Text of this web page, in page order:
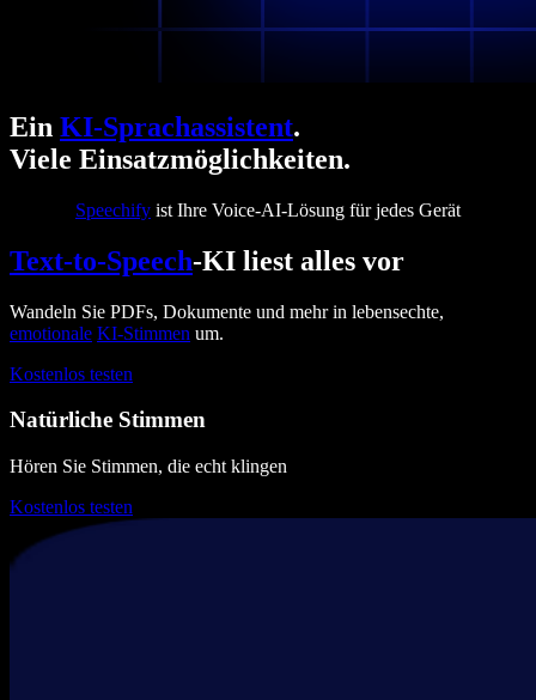
Ein KI-Sprachassistent.
Viele Einsatzmöglichkeiten.
Speechify ist Ihre Voice-AI-Lösung für jedes Gerät
Text-to-Speech-KI liest alles vor
Wandeln Sie PDFs, Dokumente und mehr in lebensechte,
emotionale KI-Stimmen um.
Kostenlos testen
Natürliche Stimmen
Hören Sie Stimmen, die echt klingen
Kostenlos testen